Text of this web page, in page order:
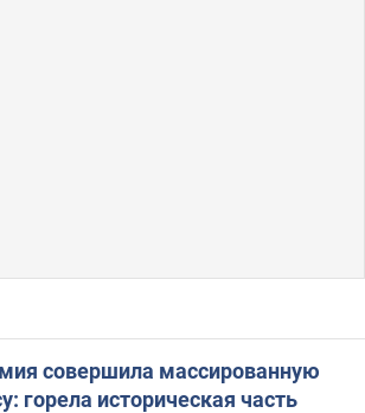
совершила массированную
горела историческая часть